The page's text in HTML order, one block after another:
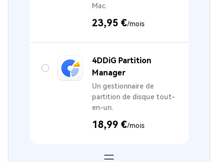
Mac.
23,95 €/mois
4DDiG Partition
Manager
Un gestionnaire de
partition de disque tout-
en-un.
18,99 €/mois